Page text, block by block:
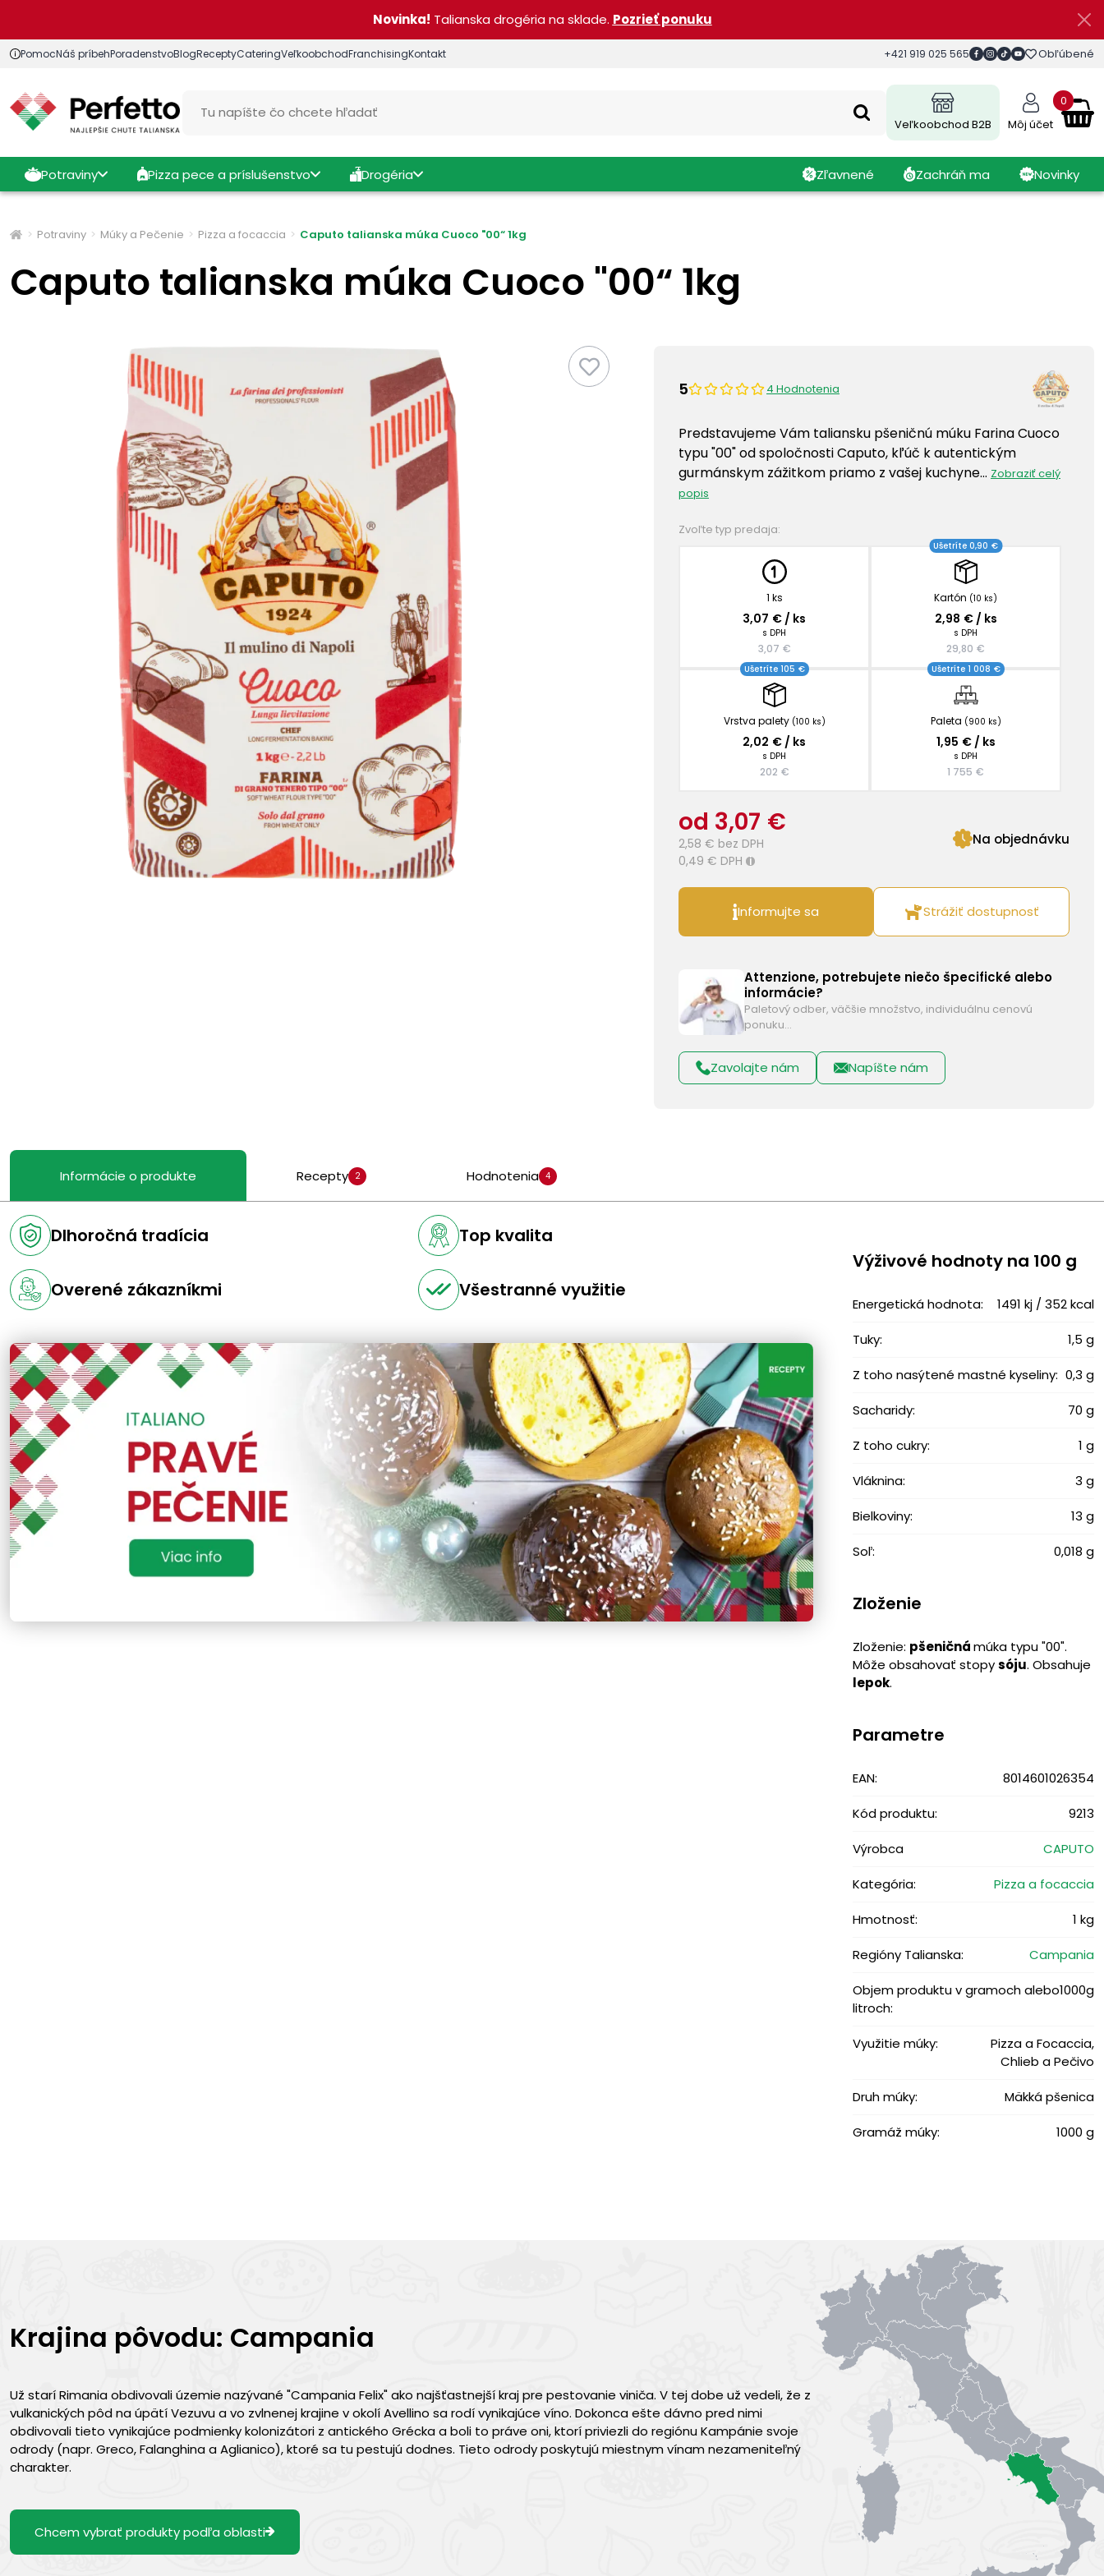
Novinka! Talianska drogéria na sklade. Pozrieť ponuku
PomocNáš príbehPoradenstvoBlogReceptyCateringVeľkoobchodFranchisingKontakt +421 919 025 565 Obľúbené
Veľkoobchod B2B Môj účet
0
Potraviny Pizza pece a príslušenstvo Drogéria Zľavnené Zachráň ma Novinky
Potraviny Múky a Pečenie Pizza a focaccia Caputo talianska múka Cuoco "00“ 1kg
Caputo talianska múka Cuoco "00“ 1kg
5 4 Hodnotenia
Predstavujeme Vám taliansku pšeničnú múku Farina Cuoco
typu "00" od spoločnosti Caputo, kľúč k autentickým
gurmánskym zážitkom priamo z vašej kuchyne… Zobraziť celý
popis
Zvoľte typ predaja:
1 ks
3,07 € / ks
s DPH
3,07 €
Kartón (10 ks)
Ušetríte 0,90 €
2,98 € / ks
s DPH
29,80 €
Vrstva palety (100 ks)
Ušetríte 105 €
2,02 € / ks
s DPH
202 €
Paleta (900 ks)
Ušetríte 1 008 €
1,95 € / ks
s DPH
1 755 €
od 3,07 €
2,58 € bez DPH
0,49 € DPH i
Na objednávku
Informujte sa Strážiť dostupnosť
Attenzione, potrebujete niečo špecifické alebo
informácie?
Paletový odber, väčšie množstvo, individuálnu cenovú
ponuku…
Zavolajte nám Napíšte nám
Informácie o produkte Recepty 2 Hodnotenia 4
Dlhoročná tradícia Top kvalita
Overené zákazníkmi Všestranné využitie
Výživové ​​hodnoty na 100 g
Energetická hodnota: 1491 kj / 352 kcal
Tuky: 1,5 g
Z toho nasýtené mastné kyseliny: 0,3 g
Sacharidy: 70 g
Z toho cukry: 1 g
Vláknina: 3 g
Bielkoviny: 13 g
Soľ: 0,018 g
Zloženie
Zloženie: pšeničnámúka typu "00".
Môže obsahovať stopysóju. Obsahuje
lepok.
Parametre
EAN: 8014601026354
Kód produktu: 9213
Výrobca CAPUTO
Kategória: Pizza a focaccia
Hmotnosť: 1 kg
Regióny Talianska: Campania
Objem produktu v gramoch alebo
litroch:
1000g
Využitie múky:
Pizza a Focaccia,
Chlieb a Pečivo
Druh múky: Mäkká pšenica
Gramáž múky: 1000 g
Krajina pôvodu: Campania
Už starí Rimania obdivovali územie nazývané "Campania Felix" ako najšťastnejší kraj pre pestovanie viniča. V tej dobe už vedeli, že z
vulkanických pôd na úpätí Vezuvu a vo zvlnenej krajine v okolí Avellino sa rodí vynikajúce víno. Dokonca ešte dávno pred nimi
obdivovali tieto vynikajúce podmienky kolonizátori z antického Grécka a boli to práve oni, ktorí priviezli do regiónu Kampánie svoje
odrody (napr. Greco, Falanghina a Aglianico), ktoré sa tu pestujú dodnes. Tieto odrody poskytujú miestnym vínam nezameniteľný
charakter.
Chcem vybrať produkty podľa oblasti